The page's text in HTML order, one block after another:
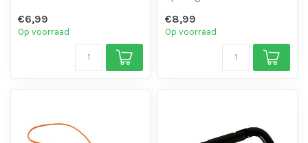
uitvoering.
- Me...
€6,99
Op voorraad
rolletje tap...
€8,99
Op voorraad